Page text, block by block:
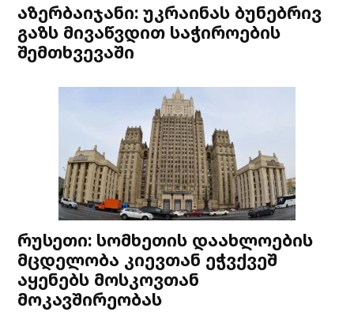
აზერბაიჯანი: უკრაინას ბუნებრივ
გაზს მივაწვდით საჭიროების
შემთხვევაში
რუსეთი: სომხეთის დაახლოების
მცდელობა კიევთან ეჭვქვეშ
აყენებს მოსკოვთან
მოკავშირეობას